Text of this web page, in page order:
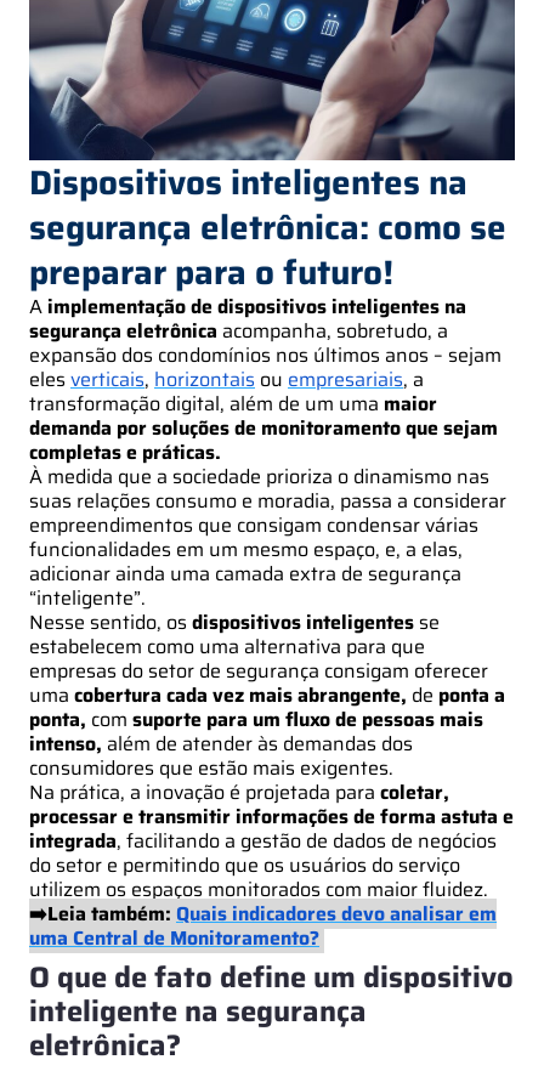
Dispositivos inteligentes na
segurança eletrônica: como se
preparar para o futuro!
A implementação de dispositivos inteligentes na
segurança eletrônica acompanha, sobretudo, a
expansão dos condomínios nos últimos anos – sejam
eles verticais, horizontais ou empresariais, a
transformação digital, além de um uma maior
demanda por soluções de monitoramento que sejam
completas e práticas.
À medida que a sociedade prioriza o dinamismo nas
suas relações consumo e moradia, passa a considerar
empreendimentos que consigam condensar várias
funcionalidades em um mesmo espaço, e, a elas,
adicionar ainda uma camada extra de segurança
“inteligente”.
Nesse sentido, os dispositivos inteligentes se
estabelecem como uma alternativa para que
empresas do setor de segurança consigam oferecer
uma cobertura cada vez mais abrangente, de ponta a
ponta, com suporte para um fluxo de pessoas mais
intenso, além de atender às demandas dos
consumidores que estão mais exigentes.
Na prática, a inovação é projetada para coletar,
processar e transmitir informações de forma astuta e
integrada, facilitando a gestão de dados de negócios
do setor e permitindo que os usuários do serviço
utilizem os espaços monitorados com maior fluidez.
➡️Leia também: Quais indicadores devo analisar em
uma Central de Monitoramento?
O que de fato define um dispositivo
inteligente na segurança
eletrônica?